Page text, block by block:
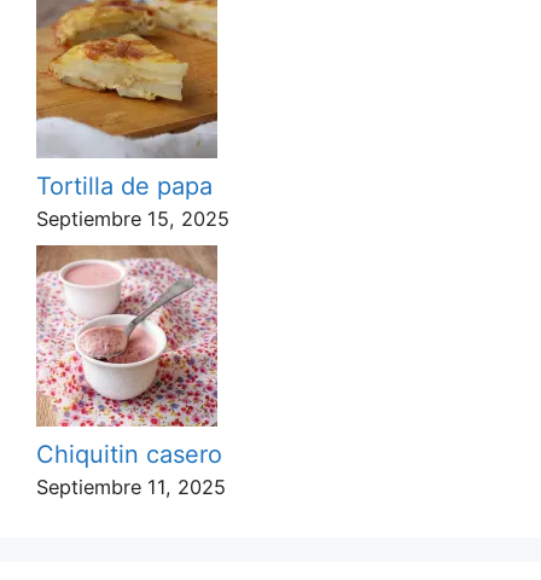
Tortilla de papa
Septiembre 15, 2025
Chiquitin casero
Septiembre 11, 2025